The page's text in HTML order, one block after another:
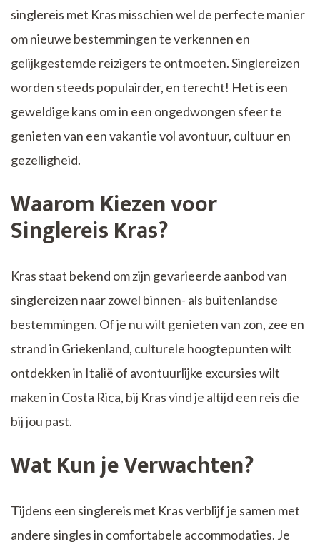
singlereis met Kras misschien wel de perfecte manier
om nieuwe bestemmingen te verkennen en
gelijkgestemde reizigers te ontmoeten. Singlereizen
worden steeds populairder, en terecht! Het is een
geweldige kans om in een ongedwongen sfeer te
genieten van een vakantie vol avontuur, cultuur en
gezelligheid.
Waarom Kiezen voor
Singlereis Kras?
Kras staat bekend om zijn gevarieerde aanbod van
singlereizen naar zowel binnen- als buitenlandse
bestemmingen. Of je nu wilt genieten van zon, zee en
strand in Griekenland, culturele hoogtepunten wilt
ontdekken in Italië of avontuurlijke excursies wilt
maken in Costa Rica, bij Kras vind je altijd een reis die
bij jou past.
Wat Kun je Verwachten?
Tijdens een singlereis met Kras verblijf je samen met
andere singles in comfortabele accommodaties. Je